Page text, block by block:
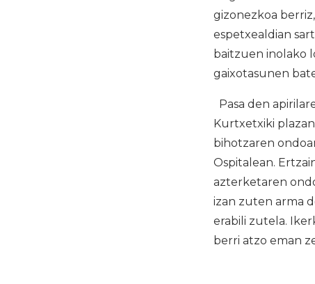
gizonezkoa
espetxealdian
baitzuen inolako
gaixotasunen
Pasa den
Kurtxetxiki
bihotzaren
Ospitalean.
azterketaren
izan zuten arma
erabili zutela.
berri atzo eman